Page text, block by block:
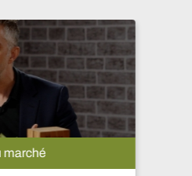
26 février 2026 |